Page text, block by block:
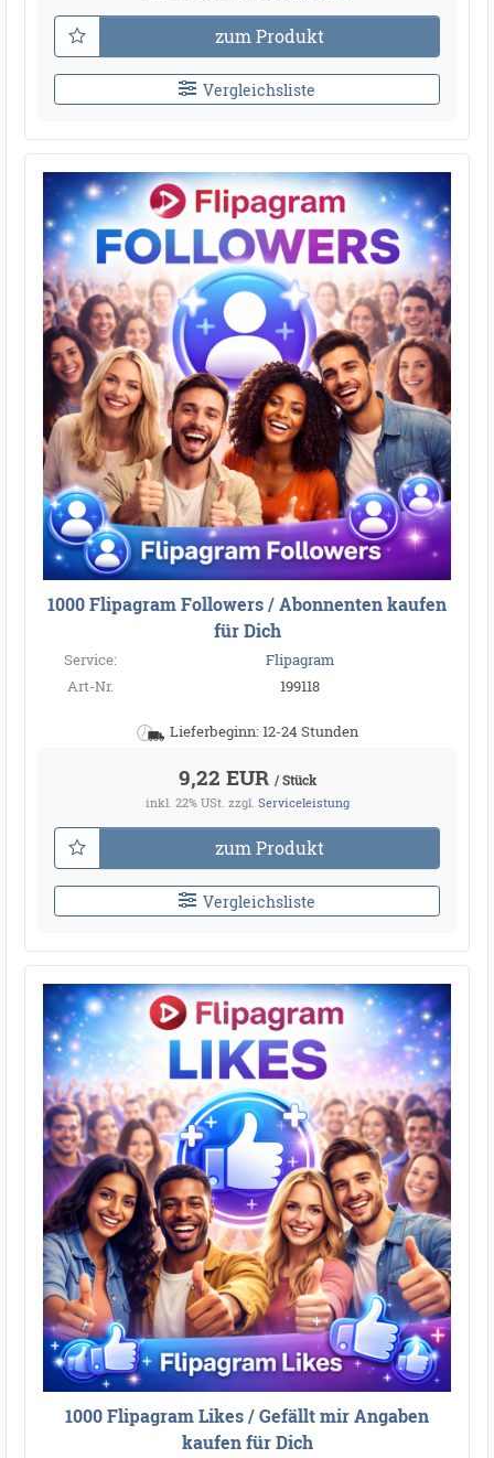
zum Produkt
Vergleichsliste
1000 Flipagram Followers / Abonnenten kaufen
für Dich
Service:
Flipagram
Art-Nr.
199118
Lieferbeginn: 12-24 Stunden
9,22 EUR / Stück
inkl. 22% USt. zzgl. Serviceleistung
zum Produkt
Vergleichsliste
1000 Flipagram Likes / Gefällt mir Angaben
kaufen für Dich